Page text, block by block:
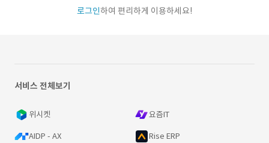
로그인하여 편리하게 이용하세요!
서비스 전체보기
위시켓 요즘IT
AIDP - AX Rise ERP